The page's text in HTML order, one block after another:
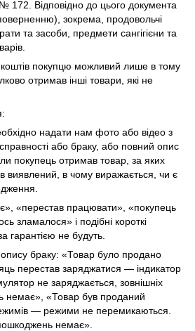
172. Відповідно до цього документа
зокрема, продовольчі
та засоби, предмети сангігієни та
покупцю можливий лише в тому
отримав інші товари, які не
надати нам фото або відео з
або браку, або повний опис
покупець отримав товар, за яких
виявлений, в чому виражається, чи є
«перестав працювати», «покупець
зламалося» і подібні короткі
гарантією не будуть.
браку: «Товар було продано
перестав заряджатися — індикатор
не заряджається, зовнішніх
немає», «Товар був проданий
— режими не перемикаються.
немає».